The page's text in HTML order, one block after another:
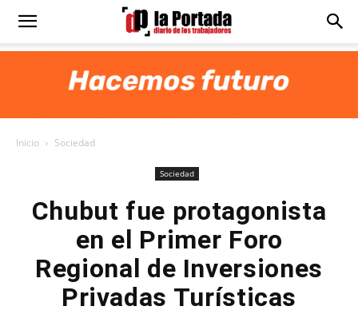
Diario
Inicio Sociedad
Sociedad
Chubut fue protagonista
en el Primer Foro
Regional de Inversiones
Privadas Turísticas